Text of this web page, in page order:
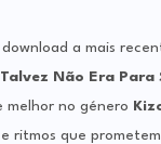
a mais
Talvez Não Era Para
melhor no género
ritmos que